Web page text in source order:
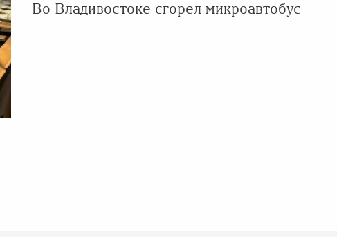
Во Владивостоке сгорел микроавтобус